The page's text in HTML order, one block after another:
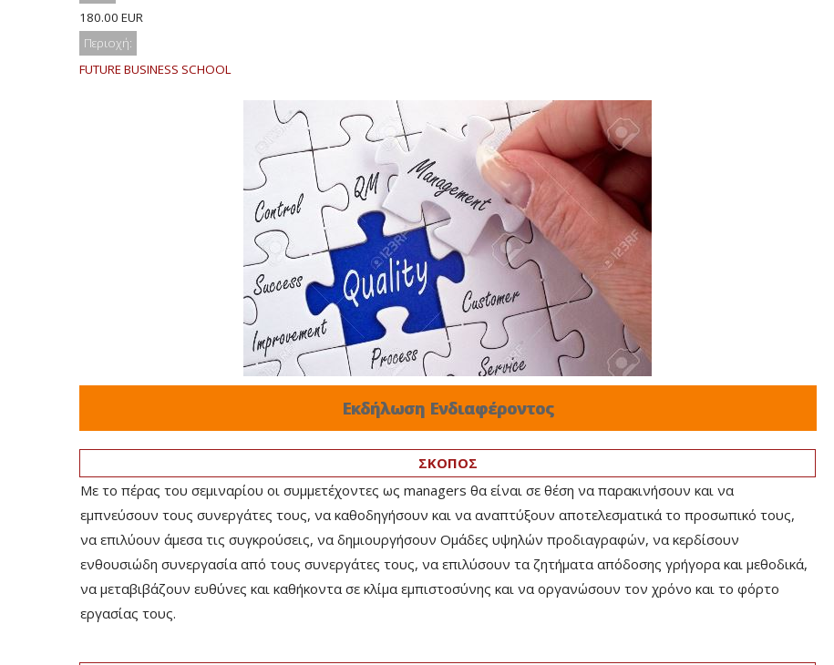
180.00 EUR
Περιοχή:
FUTURE BUSINESS SCHOOL
Εκδήλωση Ενδιαφέροντος
ΣΚΟΠΟΣ
Με το πέρας του σεμιναρίου οι συμμετέχοντες ως managers θα είναι σε θέση να παρακινήσουν και να
εμπνεύσουν τους συνεργάτες τους, να καθοδηγήσουν και να αναπτύξουν αποτελεσματικά το προσωπικό τους,
να επιλύουν άμεσα τις συγκρούσεις, να δημιουργήσουν Ομάδες υψηλών προδιαγραφών, να κερδίσουν
ενθουσιώδη συνεργασία από τους συνεργάτες τους, να επιλύσουν τα ζητήματα απόδοσης γρήγορα και μεθοδικά,
να μεταβιβάζουν ευθύνες και καθήκοντα σε κλίμα εμπιστοσύνης και να οργανώσουν τον χρόνο και το φόρτο
εργασίας τους.